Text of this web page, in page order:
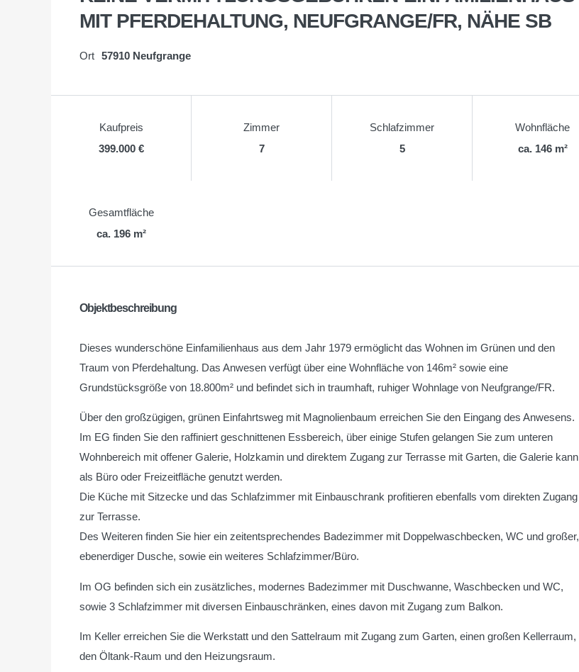
MIT PFERDEHALTUNG, NEUFGRANGE/FR, NÄHE SB
Ort 57910 Neufgrange
Kaufpreis
399.000 €
Zimmer
7
Schlafzimmer
5
Wohnfläche
ca. 146 m²
Gesamtfläche
ca. 196 m²
Objektbeschreibung
Dieses wunderschöne Einfamilienhaus aus dem Jahr 1979 ermöglicht das Wohnen im Grünen und den
Traum von Pferdehaltung. Das Anwesen verfügt über eine Wohnfläche von 146m² sowie eine
Grundstücksgröße von 18.800m² und befindet sich in traumhaft, ruhiger Wohnlage von Neufgrange/FR.
Über den großzügigen, grünen Einfahrtsweg mit Magnolienbaum erreichen Sie den Eingang des Anwesens.
Im EG finden Sie den raffiniert geschnittenen Essbereich, über einige Stufen gelangen Sie zum unteren
Wohnbereich mit offener Galerie, Holzkamin und direktem Zugang zur Terrasse mit Garten, die Galerie kann
als Büro oder Freizeitfläche genutzt werden.
Die Küche mit Sitzecke und das Schlafzimmer mit Einbauschrank profitieren ebenfalls vom direkten Zugang
zur Terrasse.
Des Weiteren finden Sie hier ein zeitentsprechendes Badezimmer mit Doppelwaschbecken, WC und großer,
ebenerdiger Dusche, sowie ein weiteres Schlafzimmer/Büro.
Im OG befinden sich ein zusätzliches, modernes Badezimmer mit Duschwanne, Waschbecken und WC,
sowie 3 Schlafzimmer mit diversen Einbauschränken, eines davon mit Zugang zum Balkon.
Im Keller erreichen Sie die Werkstatt und den Sattelraum mit Zugang zum Garten, einen großen Kellerraum,
den Öltank-Raum und den Heizungsraum.